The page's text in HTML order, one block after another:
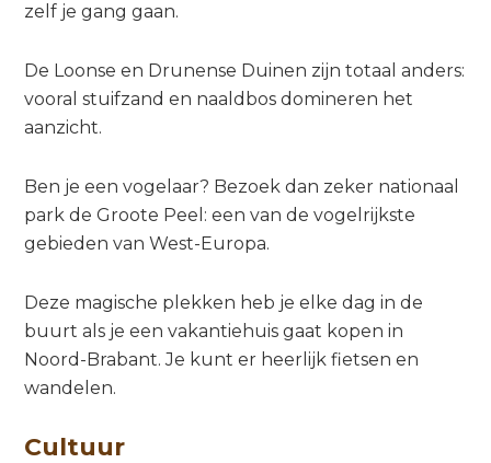
zelf je gang gaan.
De Loonse en Drunense Duinen zijn totaal anders:
vooral stuifzand en naaldbos domineren het
aanzicht.
Ben je een vogelaar? Bezoek dan zeker nationaal
park de Groote Peel: een van de vogelrijkste
gebieden van West-Europa.
Deze magische plekken heb je elke dag in de
buurt als je een vakantiehuis gaat kopen in
Noord-Brabant. Je kunt er heerlijk fietsen en
wandelen.
Cultuur